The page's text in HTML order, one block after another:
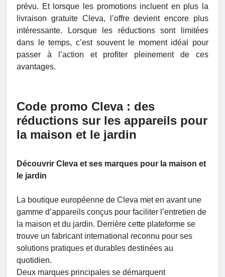
prévu. Et lorsque les promotions incluent en plus la
livraison gratuite Cleva, l’offre devient encore plus
intéressante. Lorsque les réductions sont limitées
dans le temps, c’est souvent le moment idéal pour
passer à l’action et profiter pleinement de ces
avantages.
Code promo Cleva : des
réductions sur les appareils pour
la maison et le jardin
Découvrir Cleva et ses marques pour la maison et
le jardin
La boutique européenne de Cleva met en avant une
gamme d’appareils conçus pour faciliter l’entretien de
la maison et du jardin. Derrière cette plateforme se
trouve un fabricant international reconnu pour ses
solutions pratiques et durables destinées au
quotidien.
Deux marques principales se démarquent